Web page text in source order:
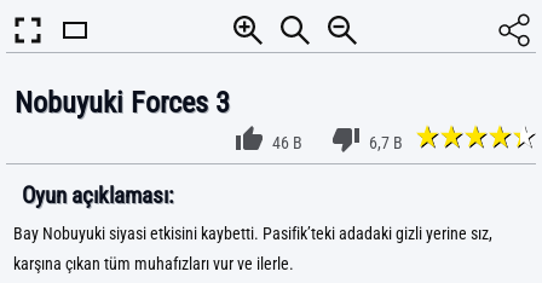
Nobuyuki Forces 3
46 B 6,7 B
Oyun açıklaması:
Bay Nobuyuki siyasi etkisini kaybetti. Pasifik’teki adadaki gizli yerine sız,
karşına çıkan tüm muhafızları vur ve ilerle.